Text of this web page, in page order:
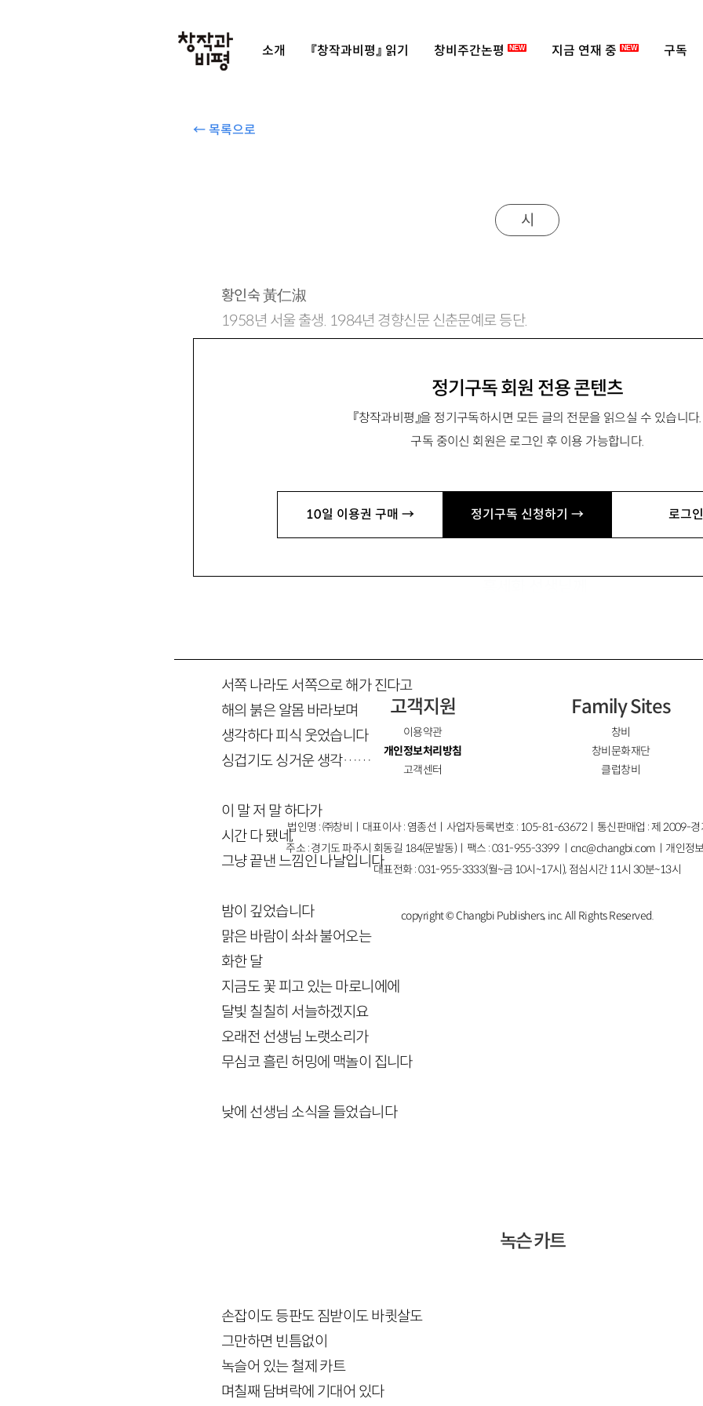
소개 『창작과비평』 읽기 창비주간논평 NEW 지금 연재 중 NEW 구독
← 목록으로
정기구독 회원 전용 콘텐츠
『창작과비평』을 정기구독하시면 모든 글의 전문을 읽으실 수 있습니다.
구독 중이신 회원은 로그인 후 이용 가능합니다.
10일 이용권 구매 → 정기구독 신청하기 → 로그
시
황인숙黃仁淑
1958년 서울 출생. 1984년 경향신문 신춘문예로 등단.
서쪽 나라도 서쪽으로 해가 진다고
해의 붉은 알몸 바라보며
생각하다 피식 웃었습니다
싱겁기도 싱거운 생각……
이 말 저 말 하다가
시간 다 됐네,
그냥 끝낸 느낌인 나날입니다
밤이 깊었습니다
맑은 바람이 솨솨 불어오는
화한 달
지금도 꽃 피고 있는 마로니에에
달빛 칠칠히 서늘하겠지요
오래전 선생님 노랫소리가
무심코 흘린 허밍에 맥놀이 집니다
낮에 선생님 소식을 들었습니다
녹슨 카트
손잡이도 등판도 짐받이도 바큇살도
그만하면 빈틈없이
녹슬어 있는 철제 카트
며칠째 담벼락에 기대어 있다
고객지원
이용약관
개인정보처리방침
고객센터
Family Sites
창비
창비문화재단
클럽창비
법인명 : ㈜창비ㅣ대표이사 : 염종선ㅣ사업자등록번호 : 105-81-63672ㅣ통신판매업 : 제 2009-
주소 : 경기도 파주시 회동길 184(문발동)ㅣ팩스 : 031-955-3399 ㅣcnc@changbi.com ㅣ개인정
대표전화 : 031-955-3333(월~금 10시~17시), 점심시간 11시 30분~13시
copyright © Changbi Publishers, inc. All Rights Reserved.